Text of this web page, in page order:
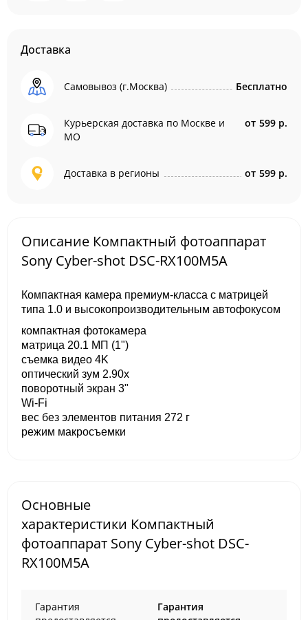
Доставка
Самовывоз (г.Москва) Бесплатно
Курьерская доставка по Москве и
МО
от 599 р.
Доставка в регионы от 599 р.
Описание Компактный фотоаппарат
Sony Cyber-shot DSC-RX100M5A
Компактная камера премиум-класса с матрицей
типа 1.0 и высокопроизводительным автофокусом
компактная фотокамера
матрица 20.1 МП (1")
съемка видео 4K
оптический зум 2.90x
поворотный экран 3"
Wi-Fi
вес без элементов питания 272 г
режим макросъемки
Основные
характеристики Компактный
фотоаппарат Sony Cyber-shot DSC-
RX100M5A
Гарантия
Гарантия